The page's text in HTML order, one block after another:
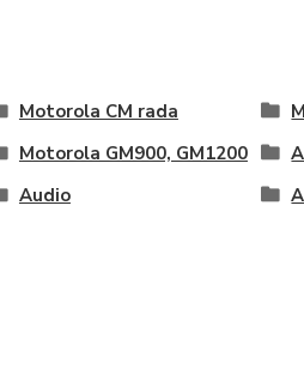
Motorola CM rada
Motorola GM900, GM1200
Audio